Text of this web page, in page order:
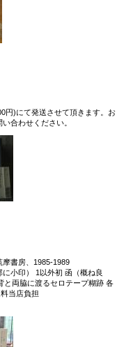
円)にて発送させて頂きます。お
合わせください。
書房、1985‐1989
小印） 1以外初 函（概ね良
と両脇に渡るセロテープ糊跡 各
当店負担